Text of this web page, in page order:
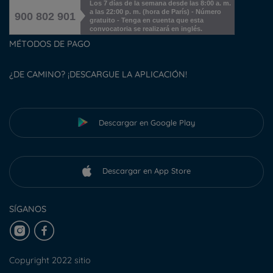
900 802 901
Los 7 días de la semana desde las 8:00 a. m.
a las 22:00 p. m. (hora de París) - Número
gratuito - Tenga en cuenta que esta
convocatoria se realizará en inglés.
MÉTODOS DE PAGO
¿DE CAMINO? ¡DESCARGUE LA APLICACIÓN!
Descargar en Google Play
Descargar en App Store
SÍGANOS
Copyright 2022 sitio